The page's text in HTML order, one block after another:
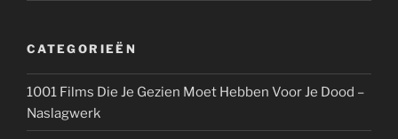
CATEGORIEËN
1001 Films Die Je Gezien Moet Hebben Voor Je Dood –
Naslagwerk